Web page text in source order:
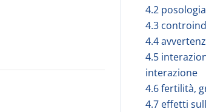
4.2
4.3
4.4
4.5
interazione
4.6 fertilità,
4.7 effetti